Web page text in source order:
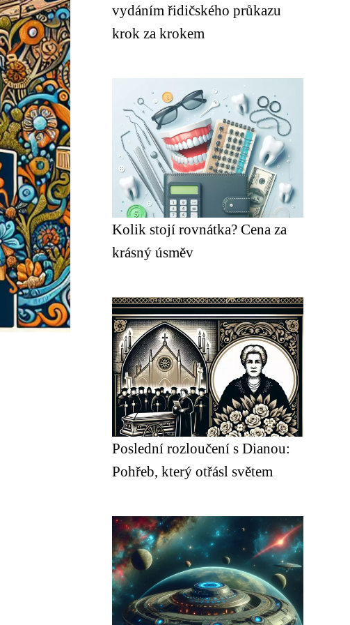
vydáním řidičského průkazu
krok za krokem
Kolik stojí rovnátka? Cena za
krásný úsměv
Poslední rozloučení s Dianou:
Pohřeb, který otřásl světem